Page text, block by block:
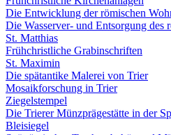
Die Entwicklung der römischen
Die Wasserver- und Entsorgung des
St. Matthias
Frühchristliche Grabinschriften
St. Maximin
Die spätantike Malerei von Trier
Mosaikforschung in Trier
Ziegelstempel
Die Trierer Münzprägestätte in der
Bleisiegel